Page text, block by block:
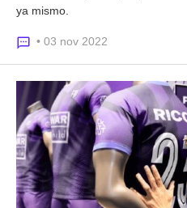
ya mismo.
• 03 nov 2022